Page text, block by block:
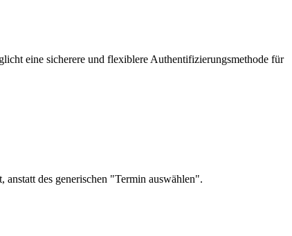
eine sicherere und flexiblere Authentifizierungsmethode für
des generischen "Termin auswählen".